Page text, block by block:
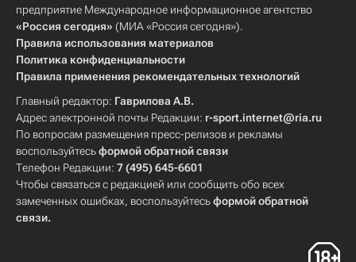
предприятие Международное информационное агентство
«Россия сегодня» (МИА «Россия сегодня»).
Правила использования материалов
Политика конфиденциальности
Правила применения рекомендательных технологий
Главный редактор: Гаврилова А.В.
Адрес электронной почты Редакции: r-sport.internet@ria.ru
По вопросам размещения пресс-релизов и рекламы
воспользуйтесьформой обратной связи
Телефон Редакции: 7 (495) 645-6601
Чтобы связаться с редакцией или сообщить обо всех
замеченных ошибках, воспользуйтесьформой обратной
связи.